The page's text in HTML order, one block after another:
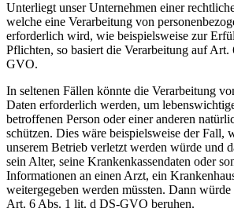
Unterliegt unser Unternehmen einer
welche eine Verarbeitung von
erforderlich wird, wie beispielsweise zur
Pflichten, so basiert die Verarbeitung auf
GVO.
In seltenen Fällen könnte die Verarbeitung
Daten erforderlich werden, um
betroffenen Person oder einer anderen
schützen. Dies wäre beispielsweise der Fall,
unserem Betrieb verletzt werden würde und
sein Alter, seine Krankenkassendaten oder
Informationen an einen Arzt, ein
weitergegeben werden müssten. Dann
Art. 6 Abs. 1 lit. d DS-GVO beruhen.